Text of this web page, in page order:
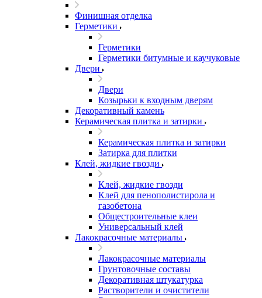
Финишная отделка
Герметики
Герметики
Герметики битумные и каучуковые
Двери
Двери
Козырьки к входным дверям
Декоративный камень
Керамическая плитка и затирки
Керамическая плитка и затирки
Затирка для плитки
Клей, жидкие гвозди
Клей, жидкие гвозди
Клей для пенополистирола и
газобетона
Общестроительные клеи
Универсальный клей
Лакокрасочные материалы
Лакокрасочные материалы
Грунтовочные составы
Декоративная штукатурка
Растворители и очистители